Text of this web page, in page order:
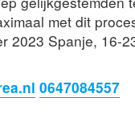
met dit
2023 Spanje, 16-
0647084557